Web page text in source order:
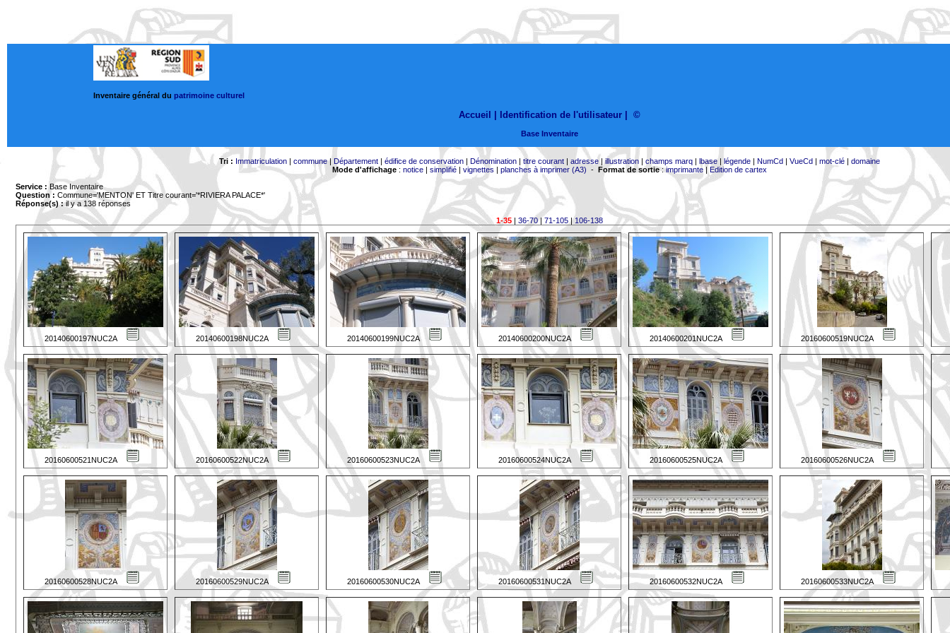
Inventaire général du patrimoine culturel
Accueil | Identification de l'utilisateur ©
Base Inventaire
Tri : Immatriculation| commune| Département| édifice de conservation| Dénomination| titre courant| adresse|illustration| champs marq| lbase| légende| NumCd| VueCd| mot-clé| domaine
Mode d'affichage: notice| simplifié| vignettes | planches à imprimer (A3) - Format de sortie:imprimante| Edition de cartex
Service : Base Inventaire
Question : Commune='MENTON' ET Titre courant='*RIVIERA PALACE*'
Réponse(s) :il y a 138 réponses
1-35| 36-70| 71-105|106-138
20140600197NUC2A 20140600198NUC2A 20140600199NUC2A 20140600200NUC2A 20140600201NUC2A 20160600519NUC2A
20160600521NUC2A 20160600522NUC2A 20160600523NUC2A 20160600524NUC2A 20160600525NUC2A 20160600526NUC2A
20160600528NUC2A 20160600529NUC2A 20160600530NUC2A 20160600531NUC2A 20160600532NUC2A 20160600533NUC2A